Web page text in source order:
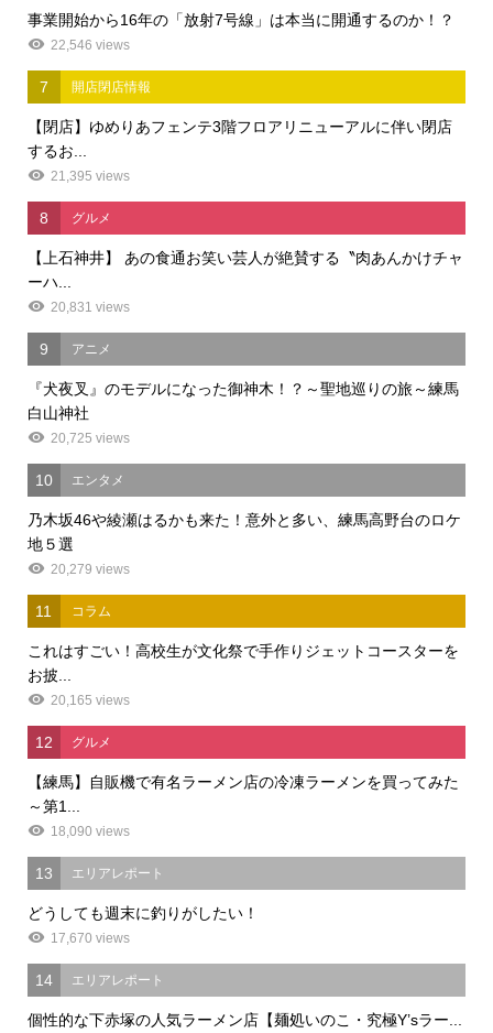
事業開始から16年の「放射7号線」は本当に開通するのか！？
22,546 views
7 開店閉店情報
【閉店】ゆめりあフェンテ3階フロアリニューアルに伴い閉店
するお...
21,395 views
8 グルメ
【上石神井】 あの食通お笑い芸人が絶賛する〝肉あんかけチャ
ーハ...
20,831 views
9 アニメ
『犬夜叉』のモデルになった御神木！？～聖地巡りの旅～練馬
白山神社
20,725 views
10 エンタメ
乃木坂46や綾瀬はるかも来た！意外と多い、練馬高野台のロケ
地５選
20,279 views
11 コラム
これはすごい！高校生が文化祭で手作りジェットコースターを
お披...
20,165 views
12 グルメ
【練馬】自販機で有名ラーメン店の冷凍ラーメンを買ってみた
～第1...
18,090 views
13 エリアレポート
どうしても週末に釣りがしたい！
17,670 views
14 エリアレポート
個性的な下赤塚の人気ラーメン店【麺処いのこ・究極Y’sラー...